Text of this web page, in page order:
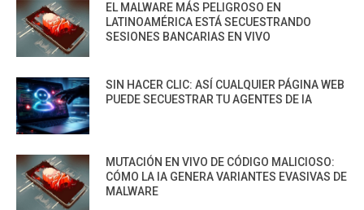
EL MALWARE MÁS PELIGROSO EN
LATINOAMÉRICA ESTÁ SECUESTRANDO
SESIONES BANCARIAS EN VIVO
SIN HACER CLIC: ASÍ CUALQUIER PÁGINA WEB
PUEDE SECUESTRAR TU AGENTES DE IA
MUTACIÓN EN VIVO DE CÓDIGO MALICIOSO:
CÓMO LA IA GENERA VARIANTES EVASIVAS DE
MALWARE